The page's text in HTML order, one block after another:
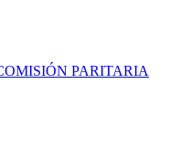
PARITARIA